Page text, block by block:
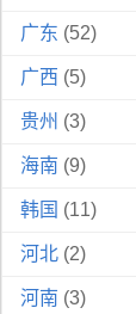
广东 (52)
广西 (5)
贵州 (3)
海南 (9)
韩国 (11)
河北 (2)
河南 (3)